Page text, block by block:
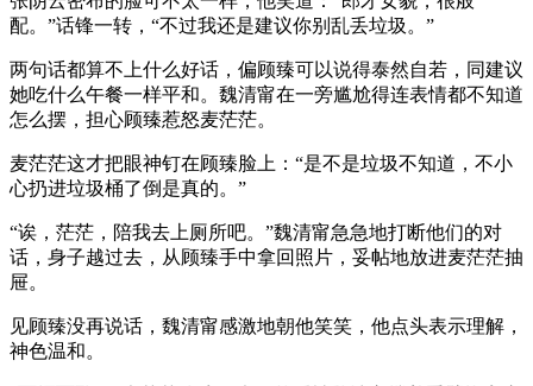
配。”话锋一转，“不过我还是建议你别乱丢垃圾。”
两句话都算不上什么好话，偏顾臻可以说得泰然自若，同建议
她吃什么午餐一样平和。魏清甯在一旁尴尬得连表情都不知道
怎么摆，担心顾臻惹怒麦茫茫。
麦茫茫这才把眼神钉在顾臻脸上：“是不是垃圾不知道，不小
心扔进垃圾桶了倒是真的。”
“诶，茫茫，陪我去上厕所吧。”魏清甯急急地打断他们的对
话，身子越过去，从顾臻手中拿回照片，妥帖地放进麦茫茫抽
屉。
见顾臻没再说话，魏清甯感激地朝他笑笑，他点头表示理解，
神色温和。